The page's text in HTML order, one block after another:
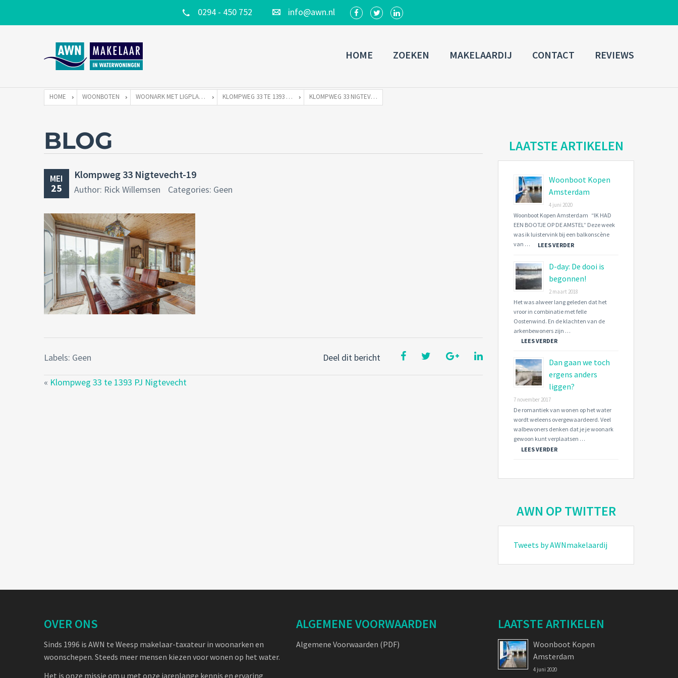
0294 - 450 752 info@awn.nl
Username
Connect with:
Forgot
password? SIGN IN
Remember me
HOME ZOEKEN MAKELAARDIJ CONTACT REVIEWS
HOME WOONBOTEN WOONARK MET LIGPLAATS KLOMPWEG 33 TE 1393 PJ NIGTEVECHT KLOMPWEG 33 NIGTEVECHT-19
BLOG
MEI
25
Klompweg 33 Nigtevecht-19
Author: Rick Willemsen Categories: Geen
Deel dit bericht
Labels: Geen
« Klompweg 33 te 1393 PJ Nigtevecht
LAATSTE ARTIKELEN
Woonboot Kopen
Amsterdam
4 juni 2020
Woonboot Kopen Amsterdam “IK HAD
EEN BOOTJE OP DE AMSTEL” Deze week
was ik luistervink bij een balkonscène
van …
LEES VERDER
D-day: De dooi is
begonnen!
2 maart 2018
Het was alweer lang geleden dat het
vroor in combinatie met felle
Oostenwind. En de klachten van de
arkenbewoners zijn …
LEES VERDER
Dan gaan we toch
ergens anders
liggen?
7 november 2017
De romantiek van wonen op het water
wordt weleens overgewaardeerd. Veel
walbewoners denken dat je je woonark
gewoon kunt verplaatsen …
LEES VERDER
AWN OP TWITTER
Tweets by AWNmakelaardij
OVER ONS
Sinds 1996 is AWN te Weesp makelaar-taxateur in woonarken en
woonschepen. Steeds meer mensen kiezen voor wonen op het water.
Het is onze missie om u met onze jarenlange kennis en ervaring
ALGEMENE VOORWAARDEN
Algemene Voorwaarden (PDF)
LAATSTE ARTIKELEN
Woonboot Kopen
Amsterdam
4 juni 2020